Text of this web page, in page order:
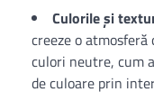
Culorile și
creeze o
culori neutre, cum
de culoare prin